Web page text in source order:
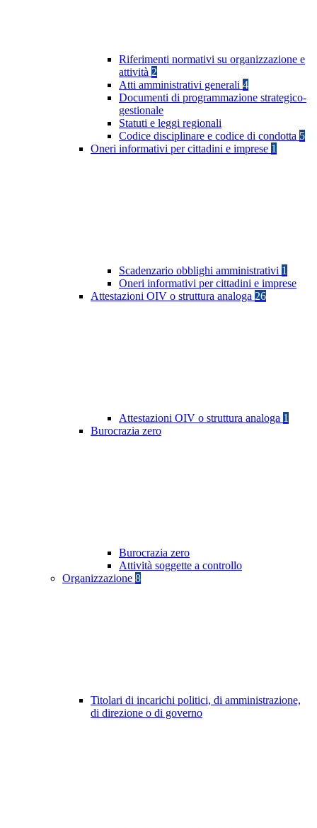
Riferimenti normativi su organizzazione e
attività 2
Atti amministrativi generali 4
Documenti di programmazione strategico-
gestionale
Statuti e leggi regionali
Codice disciplinare e codice di condotta 5
Oneri informativi per cittadini e imprese 1
Scadenzario obblighi amministrativi 1
Oneri informativi per cittadini e imprese
Attestazioni OIV o struttura analoga 26
Attestazioni OIV o struttura analoga 1
Burocrazia zero
Burocrazia zero
Attività soggette a controllo
Organizzazione 8
Titolari di incarichi politici, di amministrazione,
di direzione o di governo